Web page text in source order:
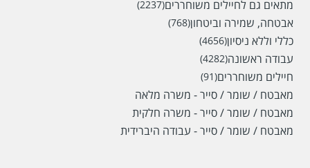
מתאים גם לחיילים משוחררים(2237)
אבטחה, שמירה וביטחון(768)
כללי וללא ניסיון(4656)
עבודה ראשונה(4282)
חיילים משוחררים(91)
מאבטח / שומר / סייר - משרה מלאה
מאבטח / שומר / סייר - משרה חלקית
מאבטח / שומר / סייר - עבודה היברידית